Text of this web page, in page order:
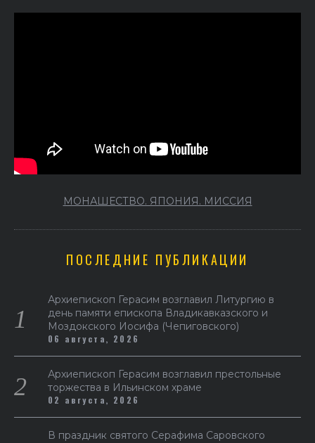
МОНАШЕСТВО. ЯПОНИЯ. МИССИЯ
ПОСЛЕДНИЕ ПУБЛИКАЦИИ
Архиепископ Герасим возглавил Литургию в
день памяти епископа Владикавказского и
Моздокского Иосифа (Чепиговского)
06 августа, 2026
Архиепископ Герасим возглавил престольные
торжества в Ильинском храме
02 августа, 2026
В праздник святого Серафима Саровского